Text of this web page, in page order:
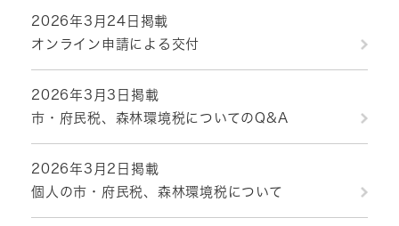
2026年3月24日掲載
オンライン申請による交付
2026年3月3日掲載
市・府民税、森林環境税についてのQ&A
2026年3月2日掲載
個人の市・府民税、森林環境税について